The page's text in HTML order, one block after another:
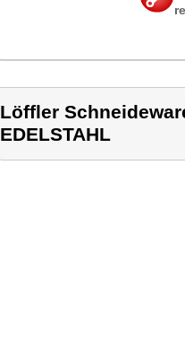
Löffler
EDELSTAHL